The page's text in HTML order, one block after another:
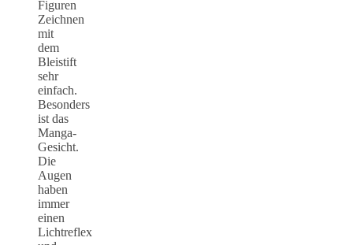
Figuren
Zeichnen
mit
dem
Bleistift
sehr
einfach.
Besonders
ist das
Manga-
Gesicht.
Die
Augen
haben
immer
einen
Lichtreflex